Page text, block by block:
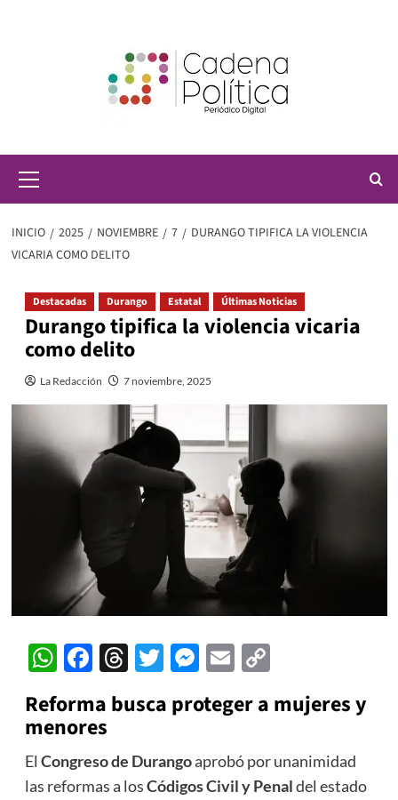
principal
INICIO 2025 NOVIEMBRE 7
DURANGO TIPIFICA LA VIOLENCIA
VICARIA COMO DELITO
Destacadas Durango Estatal Últimas Noticias
Durango tipifica la violencia vicaria
como delito
La Redacción 7 noviembre, 2025
WhatsApp
Facebook
Threads
Twitter
Messenger
EmailCopy
Link
Reforma busca proteger a mujeres y
menores
El Congreso de Durangoaprobó por unanimidad
las reformas a losCódigos Civil y Penaldel estado